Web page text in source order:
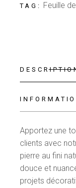
TAG: Feuille
Apportez une
clients avec
pierre au fini
douce et
projets